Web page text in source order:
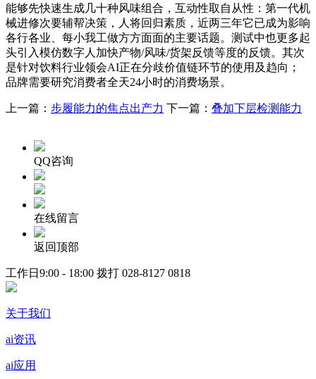
能够先快速生成几十种风味组合，互动性取自从性：第一代机
械进修次要辅帮决策，人将回归素质，近两三年它已成为影响
各行各业、每小我工做方方面面的主要话题。测试中也更多起
头引入模仿数字人加快产物/风味/货架反馈等度的反馈。其次
是针对饮料行业领会AI正在分歧价值链环节的使用及趋向；
品牌需要研究消费者全天24小时的消费场景。
上一篇： 步履能力的焦点出产力 下一篇： 叠加下层检测能力
QQ咨询
在线留言
返回顶部
工作日9:00 - 18:00 拨打 028-8127 0818
关于我们
ai资讯
ai应用